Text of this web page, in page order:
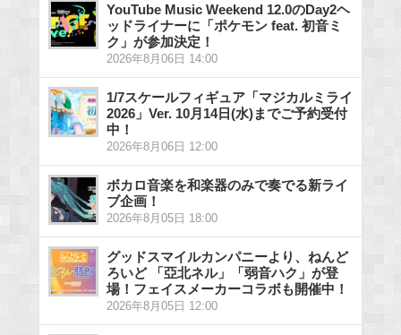
YouTube Music Weekend 12.0のDay2ヘ
ッドライナーに「ポケモン feat. 初音ミ
ク」が参加決定！
2026年8月06日 14:00
1/7スケールフィギュア「マジカルミライ
2026」Ver. 10月14日(水)までご予約受付
中！
2026年8月06日 12:00
ボカロ音楽を和楽器のみで奏でる新ライ
ブ企画！
2026年8月05日 18:00
グッドスマイルカンパニーより、ねんど
ろいど 「亞北ネル」「弱音ハク」が登
場！フェイスメーカーコラボも開催中！
2026年8月05日 12:00